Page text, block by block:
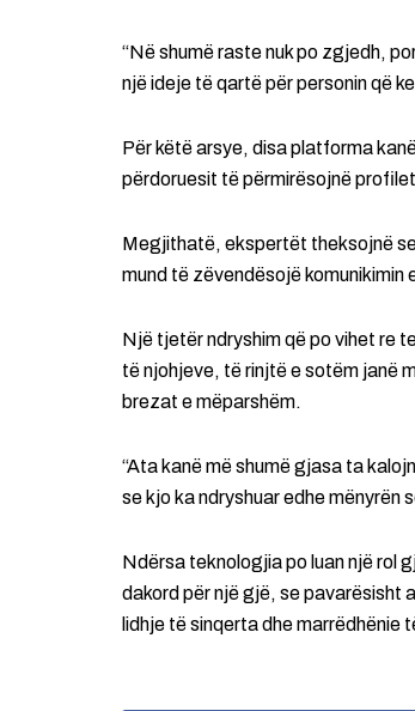
“Në shumë raste nuk po zgjedh,
një ideje të qartë për personin që
Për këtë arsye, disa platforma
përdoruesit të përmirësojnë
Megjithatë, ekspertët theksojnë
mund të zëvendësojë komunikimin
Një tjetër ndryshim që po vihet re
të njohjeve, të rinjtë e sotëm janë
brezat e mëparshëm.
“Ata kanë më shumë gjasa ta
se kjo ka ndryshuar edhe mënyrën
Ndërsa teknologjia po luan një rol
dakord për një gjë, se pavarësisht
lidhje të sinqerta dhe marrëdhënie